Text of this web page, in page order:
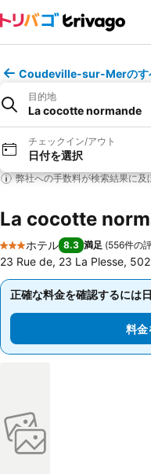
Coudeville-sur-Merのす
目的地
La cocotte normande
チェックイン/アウト
日付を選択
弊社への手数料が検索結果に及
La cocotte
3 ホテルのランク
ホテル 8.3 満足 (556件の
23 Rue de, 23 La Plesse,
正確な料金を確認するには
正確な料金を確認するには
料金